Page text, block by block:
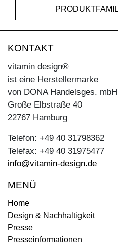
KONTAKT
vitamin design®
ist eine Herstellermarke
von DONA Handelsges. mbH
Große Elbstraße 40
22767 Hamburg
Telefon: +49 40 31798362
Telefax: +49 40 31975477
info@vitamin-design.de
MENÜ
Home
Design & Nachhaltigkeit
Presse
Presseinformationen